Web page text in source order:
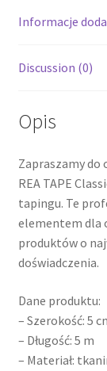
Informacje
Discussion (0)
Opis
Zapraszamy do
REA TAPE
tapingu. Te
elementem dla
produktów o
doświadczenia.
Dane produktu:
– Szerokość: 5
– Długość: 5 m
– Materiał: